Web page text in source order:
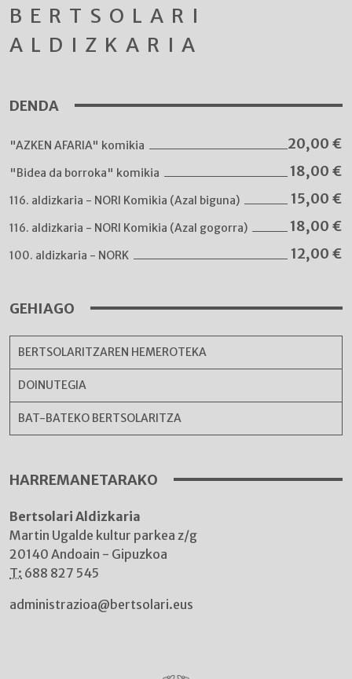
BERTSOLARI
ALDIZKARIA
DENDA
"AZKEN AFARIA" komikia 20,00 €
"Bidea da borroka" komikia 18,00 €
116. aldizkaria - NORI Komikia (Azal biguna) 15,00 €
116. aldizkaria - NORI Komikia (Azal gogorra) 18,00 €
100. aldizkaria - NORK 12,00 €
GEHIAGO
BERTSOLARITZAREN HEMEROTEKA
DOINUTEGIA
BAT-BATEKO BERTSOLARITZA
HARREMANETARAKO
Bertsolari Aldizkaria
Martin Ugalde kultur parkea z/g
20140 Andoain - Gipuzkoa
T: 688 827 545
administrazioa@bertsolari.eus